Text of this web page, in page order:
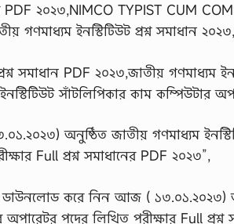
PDF ২০২৩,NIMCO TYPIST CUM
গণমাধ্যম ইনস্টিটিউট প্রশ্ন সমাধান ২০২৩,
সমাধান PDF ২০২৩,জাতীয় গণমাধ্যম
সাঁটলিপিকার কাম কম্পিউটার
অনুষ্ঠিত জাতীয় গণমাধ্যম
Full প্রশ্ন সমাধানের PDF ২০২৩”,
করে নিন আজ ( ১৩.০১.২০২৩)
অপারেটর পদের লিখিত পরীক্ষার Full